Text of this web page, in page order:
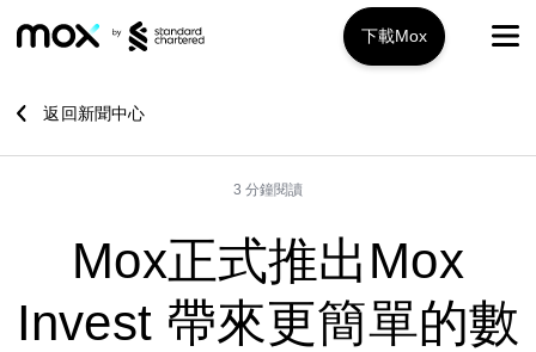
下載Mox
旅遊攻略
服務特色
返回新聞中心
3 分鐘閱讀
Mox正式推出Mox
Invest 帶來更簡單的數